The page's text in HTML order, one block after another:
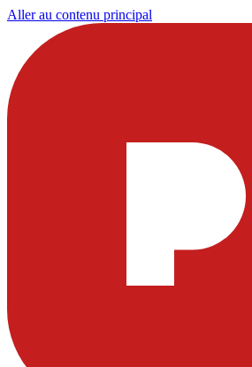
Aller au contenu principal